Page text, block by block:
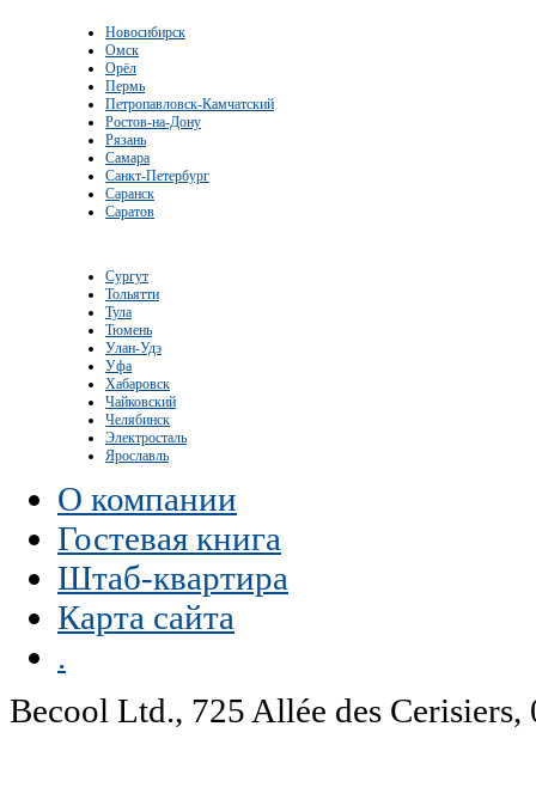
Новосибирск
Омск
Орёл
Пермь
Петропавловск-Камчатский
Ростов-на-Дону
Рязань
Самара
Санкт-Петербург
Саранск
Саратов
Сургут
Тольятти
Тула
Тюмень
Улан-Удэ
Уфа
Хабаровск
Чайковский
Челябинск
Электросталь
Ярославль
О компании
Гостевая книга
Штаб-квартира
Карта сайта
.
Becool Ltd., 725 Allée des